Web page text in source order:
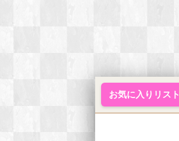
お気に入りリスト